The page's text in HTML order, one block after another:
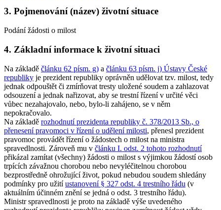
3. Pojmenování (název) životní situace
Podání žádosti o milost
4. Základní informace k životní situaci
Na základě článku 62 písm. g) a článku 63 písm. j) Ústavy České
republiky je prezident republiky oprávněn udělovat tzv. milost, tedy
jednak odpouštět či zmírňovat tresty uložené soudem a zahlazovat
odsouzení a jednak nařizovat, aby se trestní řízení v určité věci
vůbec nezahajovalo, nebo, bylo-li zahájeno, se v něm
nepokračovalo.
Na základě rozhodnutí prezidenta republiky č. 378/2013 Sb., o
přenesení pravomoci v řízení o udělení milosti, přenesl prezident
pravomoc provádět řízení o žádostech o milost na ministra
spravedlnosti. Zároveň mu v článku I. odst. 2 tohoto rozhodnutí
přikázal zamítat (všechny) žádosti o milost s výjimkou žádostí osob
trpících závažnou chorobou nebo nevyléčitelnou chorobou
bezprostředně ohrožující život, pokud nebudou soudem shledány
podmínky pro užitíustanovení § 327 odst. 4 trestního řádu (v
aktuálním účinném znění se jedná o odst. 3 trestního řádu).
Ministr spravedlnosti je proto na základě výše uvedeného